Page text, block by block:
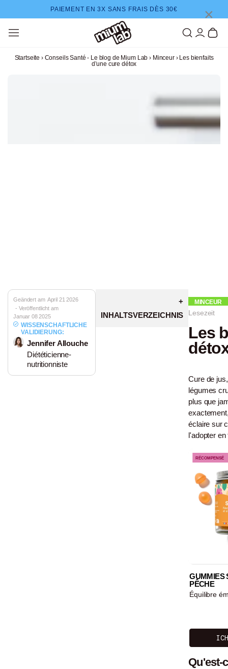
ZUM INHALT SPRINGENPAIEMENT EN 3X SANS FRAIS DÈS 30€
Einloggen
Startseite › Conseils Santé - Le blog de Mium Lab › Minceur › Les bienfaits
d’une cure détox
Geändert am April 21 2026
- Veröffentlicht am
Januar 08 2025
WISSENSCHAFTLICHE
VALIDIERUNG:
Jennifer Allouche
Diététicienne-
nutritionniste
INHALTSVERZEICHNIS
MINCEUR
Lesezeit
Les
Cure de
légumes
plus que
éclaire sur
l'adopter
Gummies
RÉCOMPENSÉ
GUMMIES
PÊCHE
Équilibre
Qu'est-
×